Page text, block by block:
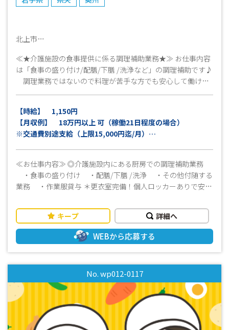
北上市
≪★介護施設の食事提供に係る調理補助業務★≫ お仕事内容
は「食事の盛り付け/配膳/下膳 /洗浄など」の調理補助です♪
調理業務ではないので料理が苦手な方でも安心して働けま
職場環境など事前に確認ができます！ まずはお気軽にお問
い合わせください*+。
【時給】 1,150円
【月収例】 18万円以上 可（稼働21日程度の場合）
※交通費別途支給（上限15,000円迄/月）
≪お仕事内容≫ ◎介護施設内にある厨房での調理補助業務
・食事の盛り付け ・配膳/下膳 /洗浄 ・その他付随する
業務 ・作業服貸与 ＊更衣室完備！個人ロッカーありで安心
あたっ ています ★★時間選べます！★★ シフト制（①②）
or固定（①か②）どちらか選べます（応相談） ＼事前調理さ
れた食事を加熱して食器へ盛り付けしたり配膳・下膳・洗浄
をするお仕事です／ 厨房でのお仕事ですが、調理業務では
ないので料理が苦手な方でも安心して働けます！ ≪おすすめ
ポイント！≫ ★特別なスキルがなくても、料理が苦手で
も、バッチリ活躍できます♪ ★幅広い年齢の方が活躍でき
る職場です♪ ≪その他≫ ・未経験歓迎 ・長期歓迎 ・男女活
躍中 ・幅広い年齢層活躍中 ・シフト制 ・週休2日 ・希望休
OK ・作業着貸与 ・空調完備 ・スキル、資格不要 ・週払い可
（規定有） ・就業前の職場見学可 *-*-*-*-*-*-*-*-*-*-*-*-*-*-
キープ 詳細へ
WEBから応募する
No. wp012-0117